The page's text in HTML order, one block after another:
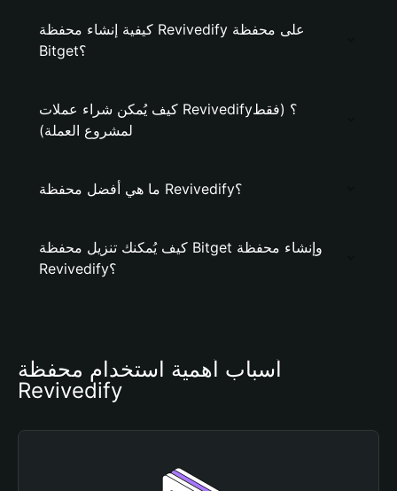
كيفية إنشاء محفظة Revivedify على محفظة
Bitget؟
كيف يُمكن شراء عملات Revivedify؟ (فقط
لمشروع العملة)
ما هي أفضل محفظة Revivedify؟
كيف يُمكنك تنزيل محفظة Bitget وإنشاء محفظة
Revivedify؟
أسباب أهمية استخدام محفظة
Revivedify